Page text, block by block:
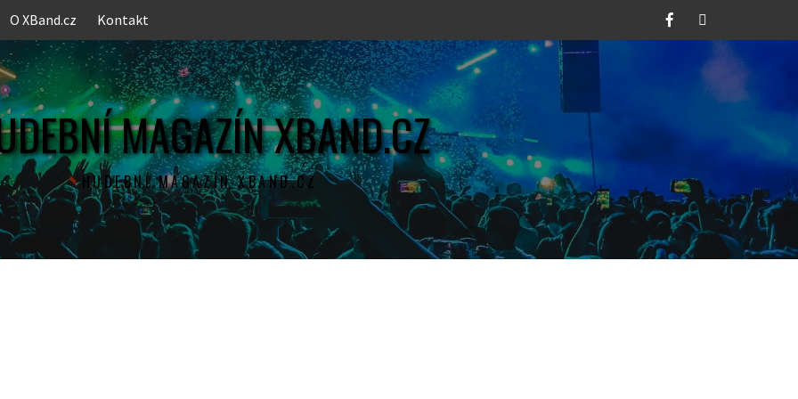
O XBand.cz Kontakt FacebookTwitter
MAGAZÍN XBAND.CZ
HUDEBNÍ MAGAZÍN XBAND.CZ